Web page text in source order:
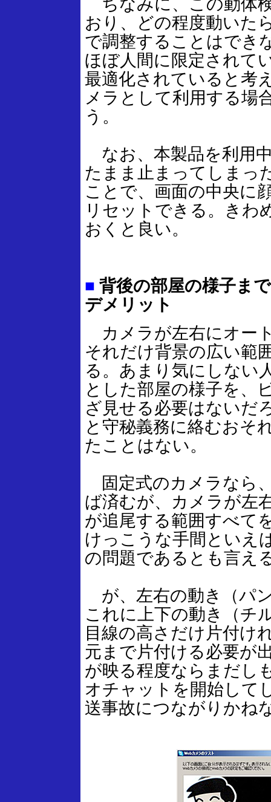
ちなみに、この動体
おり、どの程度動いた
で調整することはでき
ほぼ人間に限定されて
最適化されていると考
メラとして利用する場
う。
なお、本製品を利用
たまま止まってしまっ
ことで、画面の中央に
リセットできる。きわ
おくと良い。
■ 背後の部屋の様子ま
デメリット
カメラが左右にオー
それだけ背景の広い範
る。あまり気にしない
とした部屋の様子を、
ざ見せる必要はないだ
と守秘義務に絡むおそ
たことはない。
固定式のカメラなら
ば済むが、カメラが左
が追尾する範囲すべて
けっこうな手間といえ
の問題であるとも言え
が、左右の動き（パ
これに上下の動き（チ
目線の高さだけ片付け
元まで片付ける必要が
が映る程度ならまだし
オチャットを開始して
送事故につながりかね